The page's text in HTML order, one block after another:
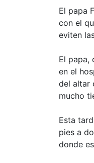
El papa
con el
eviten
El papa,
en el
del altar
mucho
Esta
pies a
donde